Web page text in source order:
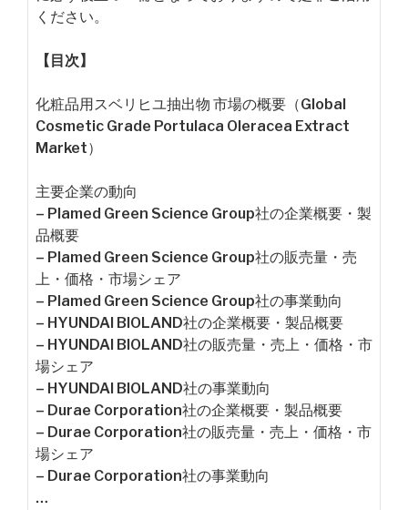
ください。
【目次】
化粧品用スベリヒユ抽出物 市場の概要（Global
Cosmetic Grade Portulaca Oleracea Extract
Market）
主要企業の動向
– Plamed Green Science Group社の企業概要・製
品概要
– Plamed Green Science Group社の販売量・売
上・価格・市場シェア
– Plamed Green Science Group社の事業動向
– HYUNDAI BIOLAND社の企業概要・製品概要
– HYUNDAI BIOLAND社の販売量・売上・価格・市
場シェア
– HYUNDAI BIOLAND社の事業動向
– Durae Corporation社の企業概要・製品概要
– Durae Corporation社の販売量・売上・価格・市
場シェア
– Durae Corporation社の事業動向
…